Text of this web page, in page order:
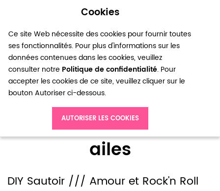
Cookies
Ce site Web nécessite des cookies pour fournir toutes
ses fonctionnalités. Pour plus d'informations sur les
données contenues dans les cookies, veuillez
consulter notre Politique de confidentialité. Pour
accepter les cookies de ce site, veuillez cliquer sur le
bouton Autoriser ci-dessous.
AUTORISER LES COOKIES
0
Blog ailes
ailes
DIY Sautoir /// Amour et Rock'n Roll